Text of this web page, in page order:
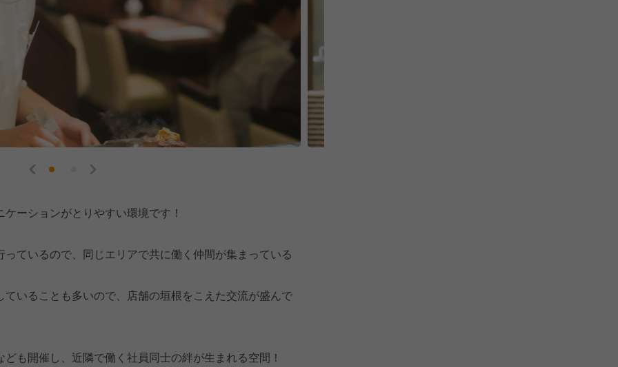
ーションがとりやすい環境です！
ているので、同じエリアで共に働く仲間が集まっている
いることも多いので、店舗の垣根をこえた交流が盛んで
も開催し、近隣で働く社員同士の絆が生まれる空間！